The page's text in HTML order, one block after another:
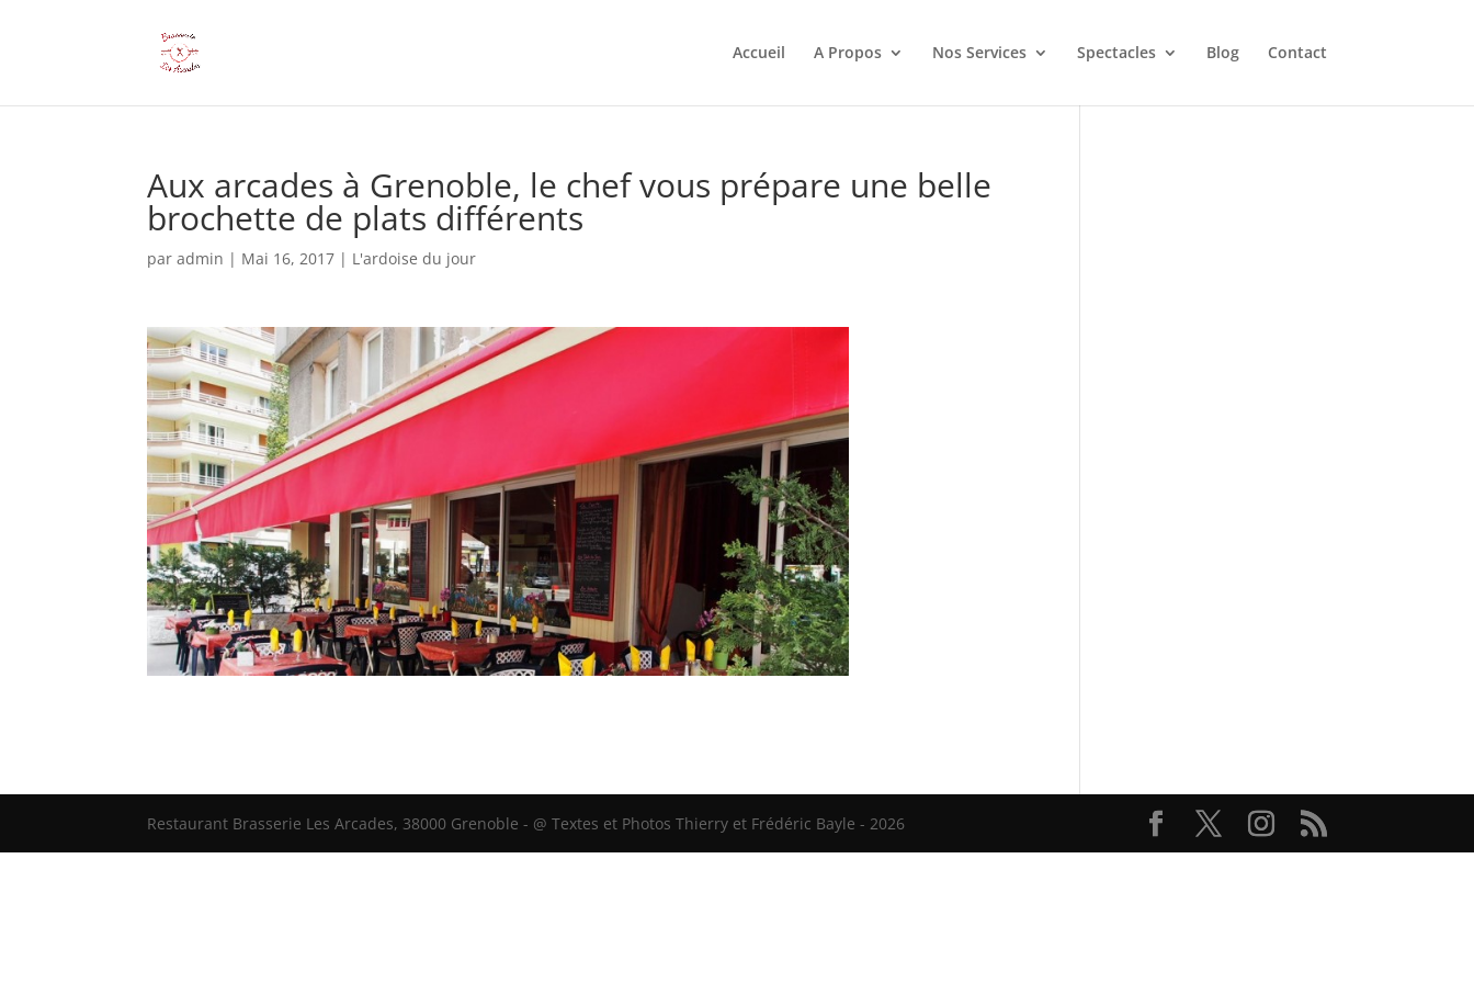
Accueil A Propos Nos Services Spectacles Blog Contact
Aux arcades à Grenoble, le chef vous prépare une belle
brochette de plats différents
paradmin | Mai 16, 2017 | L'ardoise du jour
Restaurant Brasserie Les Arcades, 38000 Grenoble - @ Textes et Photos Thierry et Frédéric Bayle - 2026